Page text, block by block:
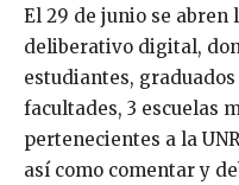
El 29 de junio se abren
deliberativo digital,
estudiantes,
facultades, 3 escuelas
pertenecientes a la
así como comentar y